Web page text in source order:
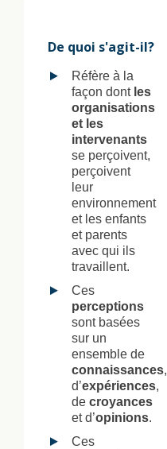
De quoi s'agit-il?
Réfère à la
façon dont les
organisations
et les
intervenants
se perçoivent,
perçoivent
leur
environnement
et les enfants
et parents
avec qui ils
travaillent.
Ces
perceptions
sont basées
sur un
ensemble de
connaissances,
d’expériences,
de croyances
et d’opinions.
Ces